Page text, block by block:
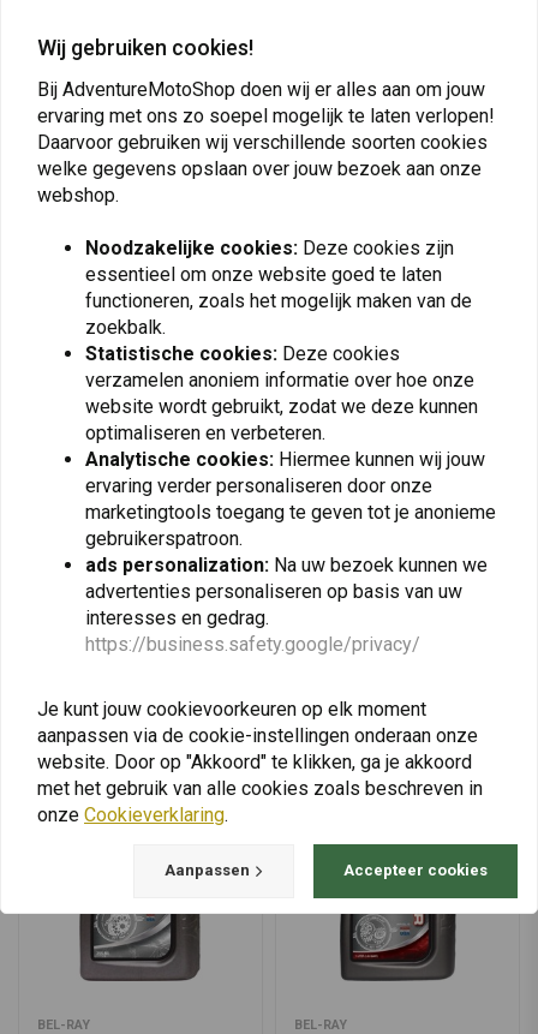
Vergelijkbare producten
NUVER
Wax Rapide | For
Timeless Shine and
Protection
€4,98 €9,95
NUVER
Super Wash | Shampoo
Like No Other
€4,98 €9,96
View more
BEL-RAY BEL-RAY
Wij gebruiken cookies!
Bij AdventureMotoShop doen wij er alles aan om jouw
ervaring met ons zo soepel mogelijk te laten verlopen!
Daarvoor gebruiken wij verschillende soorten cookies
welke gegevens opslaan over jouw bezoek aan onze
webshop.
Noodzakelijke cookies: Deze cookies zijn
essentieel om onze website goed te laten
functioneren, zoals het mogelijk maken van de
zoekbalk.
Statistische cookies: Deze cookies
verzamelen anoniem informatie over hoe onze
website wordt gebruikt, zodat we deze kunnen
optimaliseren en verbeteren.
Analytische cookies: Hiermee kunnen wij jouw
ervaring verder personaliseren door onze
marketingtools toegang te geven tot je anonieme
gebruikerspatroon.
ads personalization: Na uw bezoek kunnen we
advertenties personaliseren op basis van uw
interesses en gedrag.
https://business.safety.google/privacy/
Je kunt jouw cookievoorkeuren op elk moment
aanpassen via de cookie-instellingen onderaan onze
website. Door op "Akkoord" te klikken, ga je akkoord
met het gebruik van alle cookies zoals beschreven in
onze Cookieverklaring.
Aanpassen Accepteer cookies